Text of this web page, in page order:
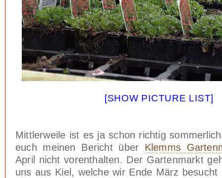
[SHOW PICTURE LIST]
Mittlerweile ist es ja schon richtig
euch meinen Bericht über Klemms
April nicht vorenthalten. Der Gartenmarkt
uns aus Kiel, welche wir Ende März